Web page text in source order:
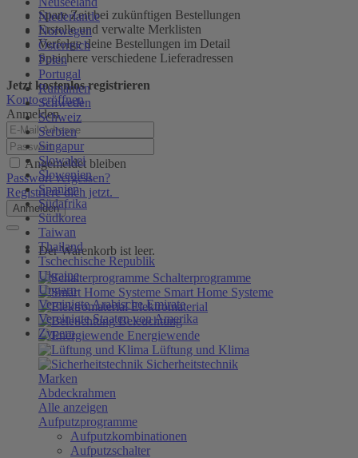
Niederlande
Norwegen
Österreich
Polen
Portugal
Rumänien
Schweden
Schweiz
Serbien
Singapur
Slowakei
Slowenien
Spanien
Südafrika
Südkorea
Taiwan
Thailand
Tschechische Republik
Ukraine
Ungarn
Vereinigte Arabische Emirate
Vereinigte Staaten von Amerika
Zypern
Spare Zeit bei zukünftigen Bestellungen
Erstelle und verwalte Merklisten
Verfolge deine Bestellungen im Detail
Speichere verschiedene Lieferadressen
Jetzt kostenlos registrieren
Konto eröffnen
Anmelden
Angemeldet bleiben
Passwort vergessen?
Registriere dich jetzt.
Anmelden
Der Warenkorb ist leer.
Schalterprogramme
Smart Home Systeme
Elektromaterial
Beleuchtung
Energiewende
Lüftung und Klima
Sicherheitstechnik
Marken
Abdeckrahmen
Alle anzeigen
Aufputzprogramme
Aufputzkombinationen
Aufputzschalter